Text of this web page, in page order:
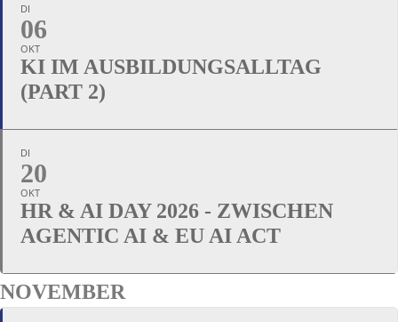
DI
06
OKT
KI IM AUSBILDUNGSALLTAG
(PART 2)
DI
20
OKT
HR & AI DAY 2026 - ZWISCHEN
AGENTIC AI & EU AI ACT
NOVEMBER